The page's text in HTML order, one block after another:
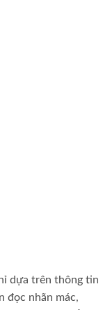
dựa trên thông tin
đọc nhãn mác,